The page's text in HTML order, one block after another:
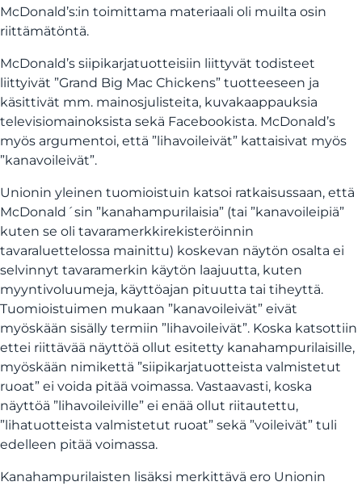
McDonald’s:in toimittama materiaali oli muilta osin
riittämätöntä.
McDonald’s siipikarjatuotteisiin liittyvät todisteet
liittyivät ”Grand Big Mac Chickens” tuotteeseen ja
käsittivät mm. mainosjulisteita, kuvakaappauksia
televisiomainoksista sekä Facebookista. McDonald’s
myös argumentoi, että ”lihavoileivät” kattaisivat myös
”kanavoileivät”.
Unionin yleinen tuomioistuin katsoi ratkaisussaan, että
McDonald´sin ”kanahampurilaisia” (tai ”kanavoileipiä”
kuten se oli tavaramerkkirekisteröinnin
tavaraluettelossa mainittu) koskevan näytön osalta ei
selvinnyt tavaramerkin käytön laajuutta, kuten
myyntivoluumeja, käyttöajan pituutta tai tiheyttä.
Tuomioistuimen mukaan ”kanavoileivät” eivät
myöskään sisälly termiin ”lihavoileivät”. Koska katsottiin
ettei riittävää näyttöä ollut esitetty kanahampurilaisille,
myöskään nimikettä ”siipikarjatuotteista valmistetut
ruoat” ei voida pitää voimassa. Vastaavasti, koska
näyttöä ”lihavoileiville” ei enää ollut riitautettu,
”lihatuotteista valmistetut ruoat” sekä ”voileivät” tuli
edelleen pitää voimassa.
Kanahampurilaisten lisäksi merkittävä ero Unionin